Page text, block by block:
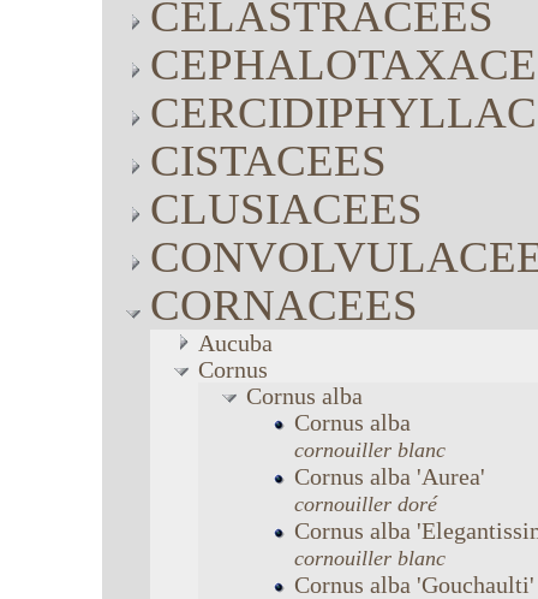
CELASTRACEES
CISTACEES
CLUSIACEES
CORNACEES
Aucuba
Cornus
Cornus alba
Cornus alba
cornouiller blanc
Cornus alba 'Aurea'
cornouiller doré
Cornus alba
cornouiller blanc
Cornus alba 'Gouchaulti'